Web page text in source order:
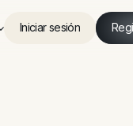
Iniciar sesión